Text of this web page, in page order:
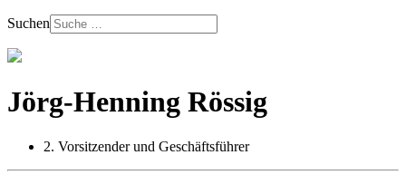
Suchen
Jörg-Henning Rössig
2. Vorsitzender und Geschäftsführer